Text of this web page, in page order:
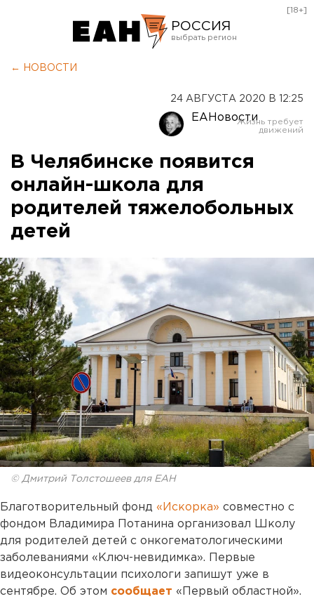
РОССИЯ
Оренбург
[18+]
← НОВОСТИ
24 АВГУСТА 2020 В 12:25
ЕАНовости
В Челябинске появится
онлайн-школа для
родителей тяжелобольных
детей
© Дмитрий Толстошеев для ЕАН
Благотворительный фонд «Искорка» совместно с
фондом Владимира Потанина организовал Школу
для родителей детей с онкогематологическими
заболеваниями «Ключ-невидимка». Первые
видеоконсультации психологи запишут уже в
сентябре. Об этом сообщает «Первый областной».